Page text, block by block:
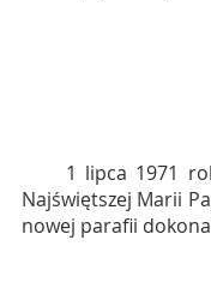
1 lipca 1971 roku
Najświętszej Marii
nowej parafii